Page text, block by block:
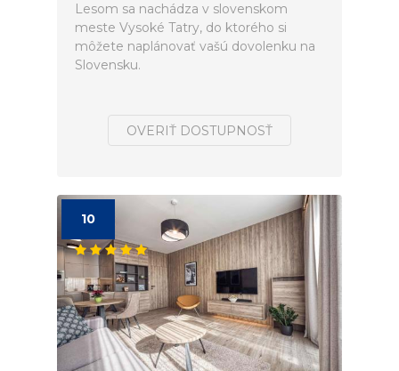
Lesom sa nachádza v slovenskom
meste Vysoké Tatry, do ktorého si
môžete naplánovať vašú dovolenku na
Slovensku.
OVERIŤ DOSTUPNOSŤ
10